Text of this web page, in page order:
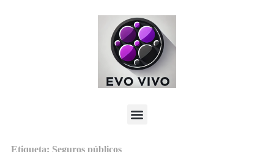
Etiqueta: Seguros públicos